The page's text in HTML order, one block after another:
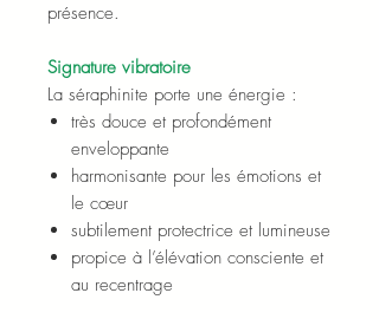
présence.
Signature vibratoire
La séraphinite porte une énergie :
très douce et profondément
enveloppante
harmonisante pour les émotions et
le cœur
subtilement protectrice et lumineuse
propice à l’élévation consciente et
au recentrage